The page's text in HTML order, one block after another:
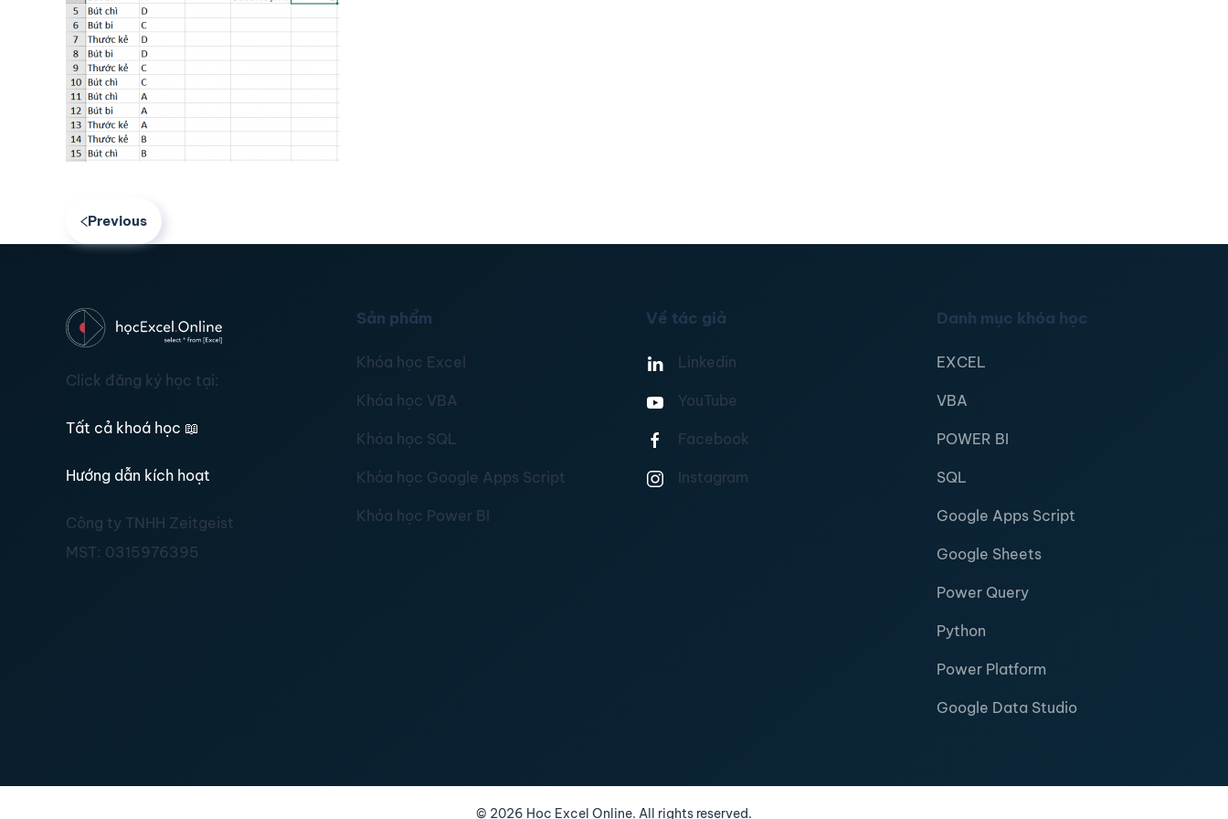
Previous
Click đăng ký học tại:
Tất cả khoá học 📖
Hướng dẫn kích hoạt
Công ty TNHH Zeitgeist
MST: 0315976395
Sản phẩm
Khóa học Excel
Khóa học VBA
Khóa học SQL
Khóa học Google Apps Script
Khóa học Power BI
Về tác giả
Linkedin
YouTube
Facebook
Instagram
Danh mục khóa học
EXCEL
VBA
POWER BI
SQL
Google Apps Script
Google Sheets
Power Query
Python
Power Platform
Google Data Studio
© 2026 Học Excel Online. All rights reserved.